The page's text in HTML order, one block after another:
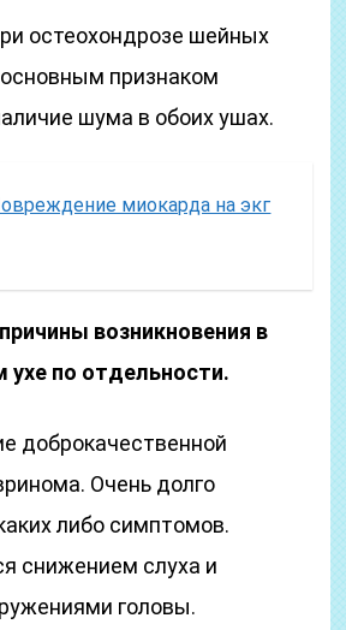
остеохондрозе шейных
признаком
шума в обоих ушах.
миокарда на экг
возникновения в
ухе по отдельности.
доброкачественной
Очень долго
либо симптомов.
снижением слуха и
головы.